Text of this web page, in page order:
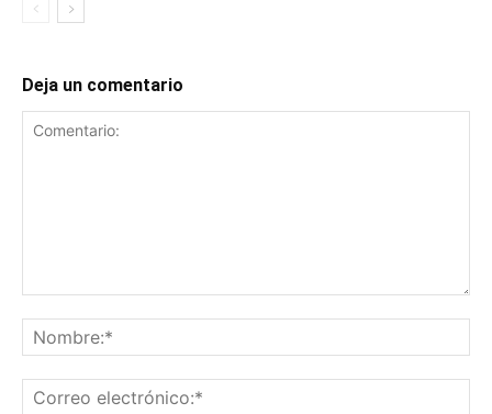
Deja un comentario